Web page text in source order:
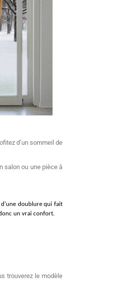
d’un sommeil de
salon ou une pièce à
d'une doublure qui fait
un vrai confort.
trouverez le modèle